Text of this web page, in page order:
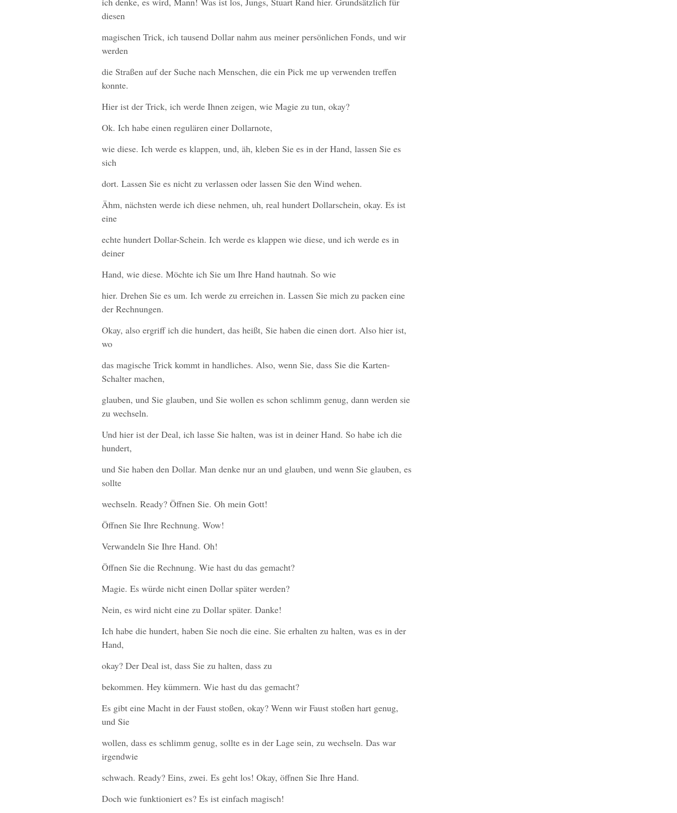
diesen
magischen Trick, ich tausend Dollar nahm aus meiner persönlichen Fonds, und wir
werden
die Straßen auf der Suche nach Menschen, die ein Pick me up verwenden treffen
konnte.
Hier ist der Trick, ich werde Ihnen zeigen, wie Magie zu tun, okay?
Ok. Ich habe einen regulären einer Dollarnote,
wie diese. Ich werde es klappen, und, äh, kleben Sie es in der Hand, lassen Sie es
sich
dort. Lassen Sie es nicht zu verlassen oder lassen Sie den Wind wehen.
Ähm, nächsten werde ich diese nehmen, uh, real hundert Dollarschein, okay. Es ist
eine
echte hundert Dollar-Schein. Ich werde es klappen wie diese, und ich werde es in
deiner
Hand, wie diese. Möchte ich Sie um Ihre Hand hautnah. So wie
hier. Drehen Sie es um. Ich werde zu erreichen in. Lassen Sie mich zu packen eine
der Rechnungen.
Okay, also ergriff ich die hundert, das heißt, Sie haben die einen dort. Also hier ist,
wo
das magische Trick kommt in handliches. Also, wenn Sie, dass Sie die Karten-
Schalter machen,
glauben, und Sie glauben, und Sie wollen es schon schlimm genug, dann werden sie
zu wechseln.
Und hier ist der Deal, ich lasse Sie halten, was ist in deiner Hand. So habe ich die
hundert,
und Sie haben den Dollar. Man denke nur an und glauben, und wenn Sie glauben, es
sollte
wechseln. Ready? Öffnen Sie. Oh mein Gott!
Öffnen Sie Ihre Rechnung. Wow!
Verwandeln Sie Ihre Hand. Oh!
Öffnen Sie die Rechnung. Wie hast du das gemacht?
Magie. Es würde nicht einen Dollar später werden?
Nein, es wird nicht eine zu Dollar später. Danke!
Ich habe die hundert, haben Sie noch die eine. Sie erhalten zu halten, was es in der
Hand,
okay? Der Deal ist, dass Sie zu halten, dass zu
bekommen. Hey kümmern. Wie hast du das gemacht?
Es gibt eine Macht in der Faust stoßen, okay? Wenn wir Faust stoßen hart genug,
und Sie
wollen, dass es schlimm genug, sollte es in der Lage sein, zu wechseln. Das war
irgendwie
schwach. Ready? Eins, zwei. Es geht los! Okay, öffnen Sie Ihre Hand.
Doch wie funktioniert es? Es ist einfach magisch!